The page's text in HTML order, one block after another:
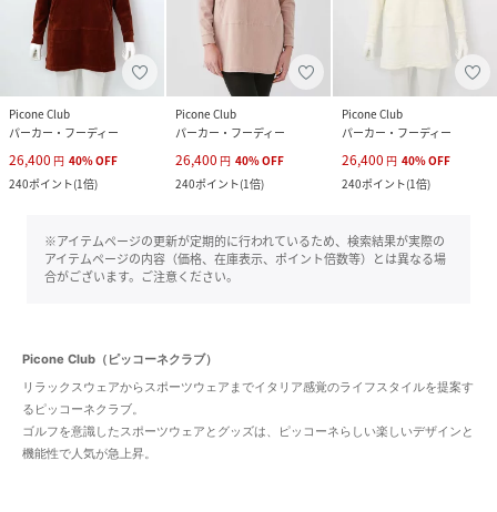
Picone Club
パーカー・フーディー
26,400 円 40%OFF
240ポイント(1倍)
Picone Club
パーカー・フーディー
26,400 円 40%OFF
240ポイント(1倍)
Picone Club
パーカー・フーディー
26,400 円 40%OFF
240ポイント(1倍)
※アイテムページの更新が定期的に行われているため、検索結果が実際の
アイテムページの内容（価格、在庫表示、ポイント倍数等）とは異なる場
合がございます。ご注意ください。
Picone Club（ピッコーネクラブ）
リラックスウェアからスポーツウェアまでイタリア感覚のライフスタイルを提案す
るピッコーネクラブ。
ゴルフを意識したスポーツウェアとグッズは、ピッコーネらしい楽しいデザインと
機能性で人気が急上昇。